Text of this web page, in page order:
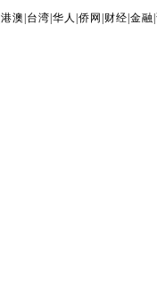
|港澳 台湾 |华人 |侨网 财经 |金融 |